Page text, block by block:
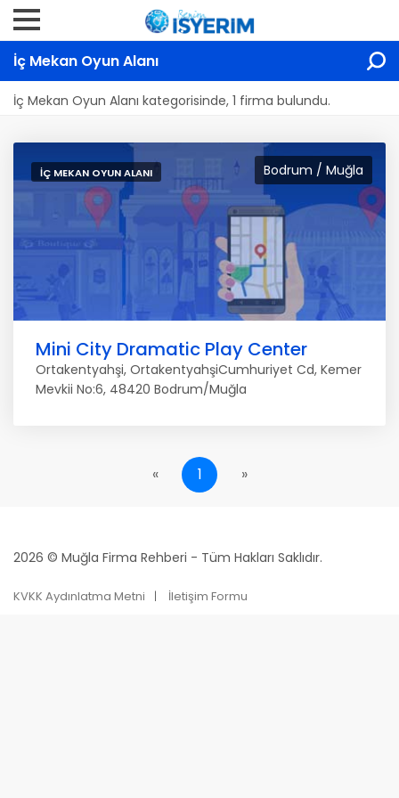
İç Mekan Oyun Alanı
İç Mekan Oyun Alanı kategorisinde, 1 firma bulundu.
Bodrum / Muğla
İÇ MEKAN OYUN ALANI
Mini City Dramatic Play Center
Ortakentyahşi, OrtakentyahşiCumhuriyet Cd, Kemer
Mevkii No:6, 48420 Bodrum/Muğla
« 1 »
2026 © Muğla Firma Rehberi - Tüm Hakları Saklıdır.
KVKK Aydınlatma Metni İletişim Formu